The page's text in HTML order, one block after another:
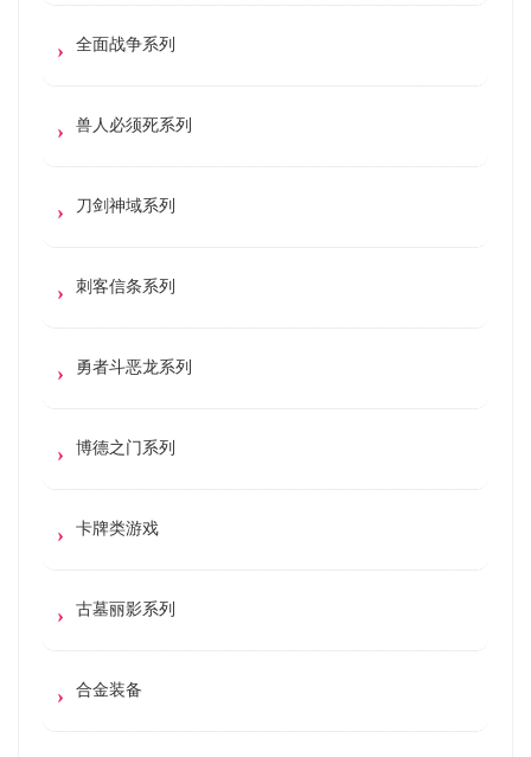
全面战争系列
兽人必须死系列
刀剑神域系列
刺客信条系列
勇者斗恶龙系列
博德之门系列
卡牌类游戏
古墓丽影系列
合金装备